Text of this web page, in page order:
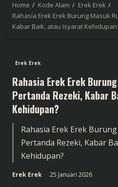
Home Kode Alam
Erek Erek
Rahasia Erek Erek Burung Masuk
Kabar Baik, atau Isyarat
Erek Erek
Rahasia Erek Erek
Pertanda Rezeki, Kabar
Kehidupan?
Rahasia Erek Erek
Pertanda Rezeki, Kabar
Kehidupan?
Erek Erek 25 Januari 2026